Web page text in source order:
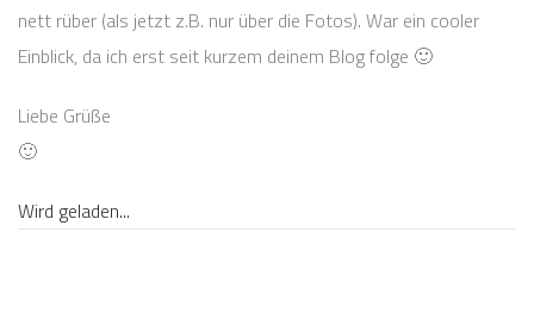
nett rüber (als jetzt z.B. nur über die Fotos). War ein cooler
Einblick, da ich erst seit kurzem deinem Blog folge 🙂
Liebe Grüße
🙂
Wird geladen...